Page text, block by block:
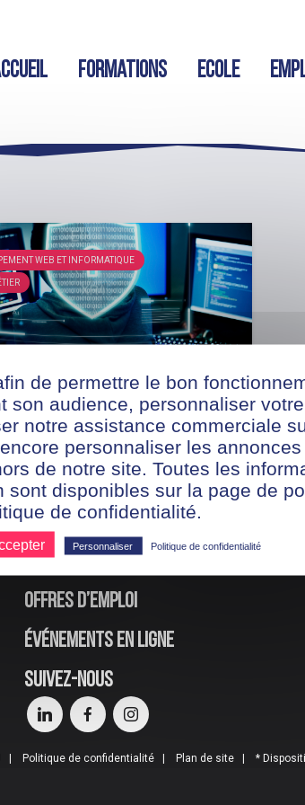
Formations Ecole
WEB ET INFORMATIQUE
: un secteur en
accessible en...
8 août 2022
Offres d’emploi
Événements en ligne
Suivez-nous
Politique de confidentialité Plan de site *
de permettre le bon
son audience, personnaliser
notre assistance commerciale
personnaliser les
de notre site. Toutes les
sont disponibles sur la page de
de confidentialité.
Personnaliser Politique de confidentialité